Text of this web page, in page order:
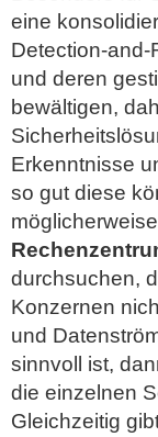
eine
Detection-
und deren
bewältigen,
Erkenntnisse
so gut diese
durchsuchen,
Konzernen
und
sinnvoll ist,
die einzelnen
Gleichzeitig